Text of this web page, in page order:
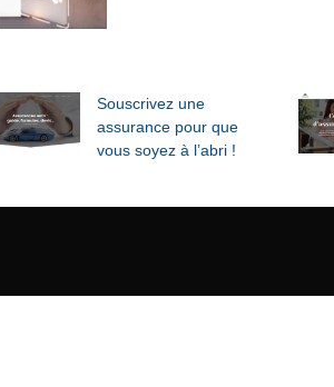
Souscrivez une
assurance pour que
vous soyez à l’abri !